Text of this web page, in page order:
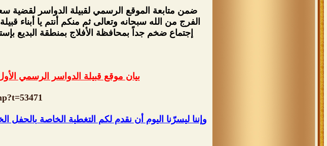
ضمن متابعة الموقع الرسمي لقبيلة الدواسر لقضية
الفرج من الله سبحانه وتعالى ثم منكم أنتم يا
بيان موقع قبيلة الدواسر الرسمي
وإننا ليسرّنا اليوم أن نقدم لكم التغطية الخاصة